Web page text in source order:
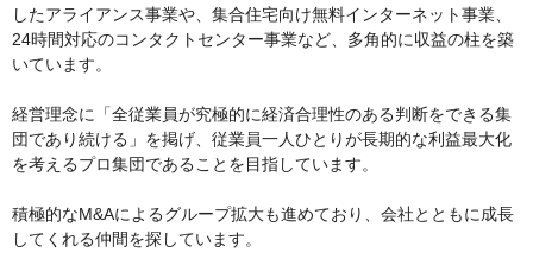
したアライアンス事業や、集合住宅向け無料インターネット事業、
24時間対応のコンタクトセンター事業など、多角的に収益の柱を築
いています。
経営理念に「全従業員が究極的に経済合理性のある判断をできる集
団であり続ける」を掲げ、従業員一人ひとりが長期的な利益最大化
を考えるプロ集団であることを目指しています。
積極的なM&Aによるグループ拡大も進めており、会社とともに成長
してくれる仲間を探しています。